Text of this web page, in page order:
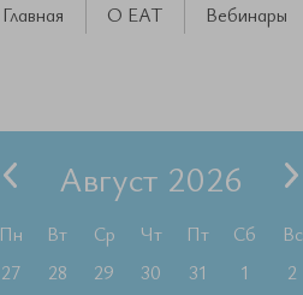
Главная О ЕАТ Вебинары
Август 2026
Пн Вт Ср Чт Пт Сб
Вс
27
28 29 30 31 1
2